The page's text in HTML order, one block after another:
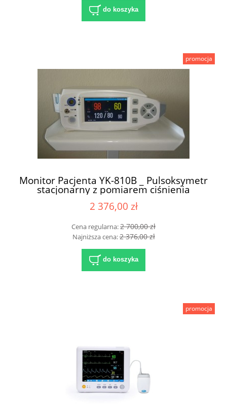
do koszyka
Monitor Pacjenta YK-810B _ Pulsoksymetr
stacjonarny z pomiarem ciśnienia
2 376,00 zł
Cena regularna:2 700,00 zł
Najniższa cena:2 376,00 zł
do koszyka
promocja
promocja